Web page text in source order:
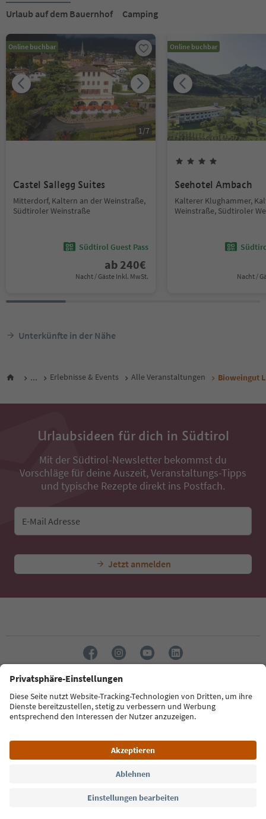
Urlaub auf dem Bauernhof
Camping
Online buchbar
1/7
Castel Sallegg Suites
Mitterdorf, Kaltern an der Weinstraße,
Südtiroler Weinstraße
Südtirol Guest Pass
ab 240€
Nacht / Gäste Inkl. MwSt.
Online buchbar
Seehotel Ambach
Kalterer Klughammer,
Weinstraße, Südtiroler
Nacht /
Unterkünfte in der Nähe
... Erlebnisse & Events Alle Veranstaltungen Bioweingut
Urlaubsideen für dich in Südtirol
Mit der Südtirol-Newsletter bekommst du
Vorschläge für deine Auszeit, Veranstaltungs-Tipps
und typische Rezepte direkt ins Postfach.
E-Mail Adresse
Jetzt anmelden